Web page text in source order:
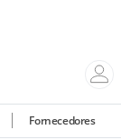
Fornecedores